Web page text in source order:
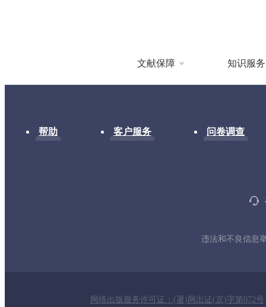
文献保障 知识服务
帮助 客户服务 问卷调查
违法和不良信息
网络出版服务许可证：(署)网出证(京)字第072号